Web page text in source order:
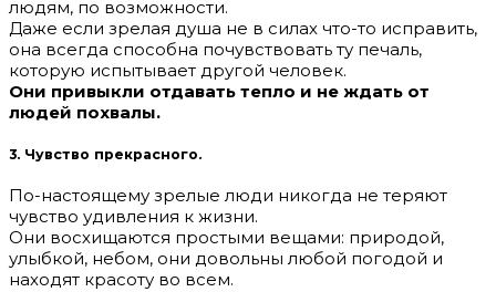
людям, по возможности.
Даже если зрелая душа не в силах что-то исправить,
она всегда способна почувствовать ту печаль,
которую испытывает другой человек.
Они привыкли отдавать тепло и не ждать от
людей похвалы.
3. Чувство прекрасного.
По-настоящему зрелые люди никогда не теряют
чувство удивления к жизни.
Они восхищаются простыми вещами: природой,
улыбкой, небом, они довольны любой погодой и
находят красоту во всем.